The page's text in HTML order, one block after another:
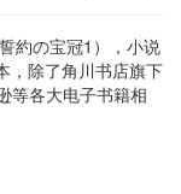
約の宝冠1），小说
，除了角川书店旗下
等各大电子书籍相